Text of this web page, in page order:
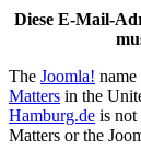
Diese E-Mail-
The Joomla!
Matters in the
Hamburg.de is not
Matters or the